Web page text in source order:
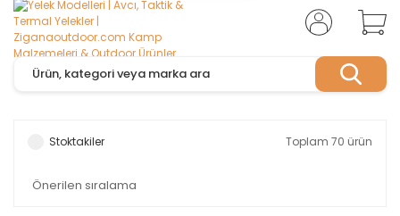
Stoktakiler Toplam 70 ürün